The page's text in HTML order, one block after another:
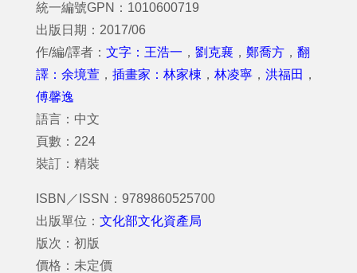
統一編號GPN：1010600719
出版日期：2017/06
作/編/譯者： 文字：王浩一 ， 劉克襄 ， 鄭喬方 ， 翻
譯：余境萱 ， 插畫家：林家棟 ， 林凌寧 ， 洪福田 ，
傅馨逸
語言：中文
頁數：224
裝訂：精裝
ISBN／ISSN：9789860525700
出版單位： 文化部文化資產局
版次：初版
價格：未定價